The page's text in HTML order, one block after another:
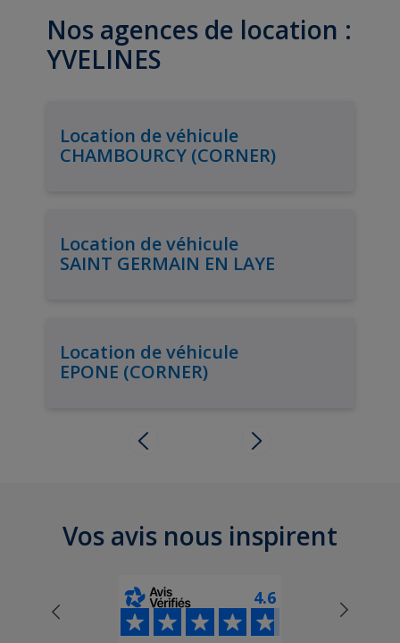
Nos agences de location :
YVELINES
Location de véhicule
CHAMBOURCY (CORNER)
Location de véhicule
SAINT GERMAIN EN LAYE
Location de véhicule
EPONE (CORNER)
Vos avis nous inspirent
4.6